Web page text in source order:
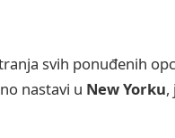
svih ponuđenih
nastavi u New Yorku,